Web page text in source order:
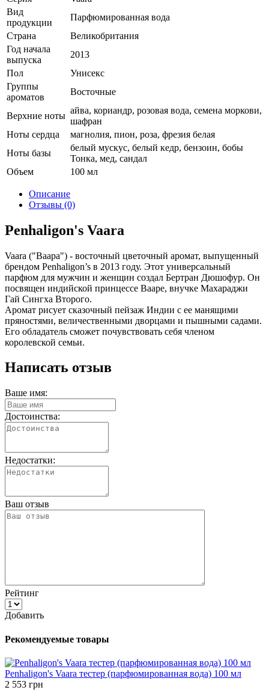
Вид
продукции
Парфюмированная вода
Страна
Великобритания
Год начала
выпуска
2013
Пол
Унисекс
Группы
ароматов
Восточные
Верхние ноты
айва, кориандр, розовая вода, семена моркови,
шафран
Ноты сердца
магнолия, пион, роза, фрезия белая
Ноты базы
белый мускус, белый кедр, бензоин, бобы
Тонка, мед, сандал
Объем
100 мл
Описание
Отзывы (0)
Penhaligon's Vaara
Vaara ("Ваара") - восточный цветочный аромат, выпущенный
брендом Penhaligon’s в 2013 году. Этот универсальный
парфюм для мужчин и женщин создал Бертран Дюшофур. Он
посвящен индийской принцессе Вааре, внучке Махараджи
Гай Сингха Второго.
Аромат рисует сказочный пейзаж Индии с ее манящими
пряностями, величественными дворцами и пышными садами.
Его обладатель сможет почувствовать себя членом
королевской семьи.
Написать отзыв
Ваше имя:
Достоинства:
Недостатки:
Ваш отзыв
Рейтинг
Добавить
Рекомендуемые товары
Penhaligon's Vaara тестер (парфюмированная вода) 100 мл
2 553 грн